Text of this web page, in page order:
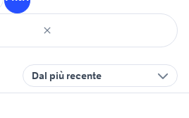
Dal più recente